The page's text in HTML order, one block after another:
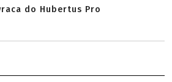
do Hubertus Pro